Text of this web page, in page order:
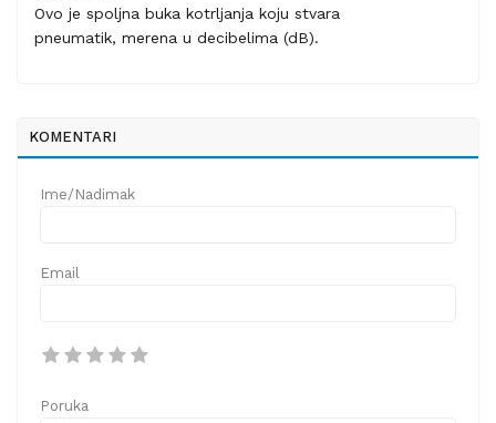
Ovo je spoljna buka kotrljanja koju stvara
pneumatik, merena u decibelima (dB).
KOMENTARI
Ime/Nadimak
Email
Poruka